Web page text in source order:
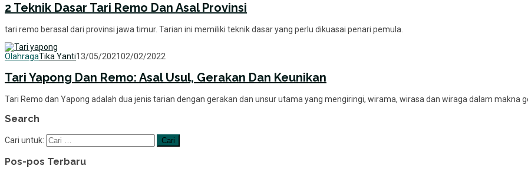
2 Teknik Dasar Tari Remo Dan Asal Provinsi
tari remo berasal dari provinsi jawa timur. Tarian ini memiliki teknik dasar yang perlu dikuasai penari pemula.
OlahragaTika Yanti13/05/202102/02/2022
Tari Yapong Dan Remo: Asal Usul, Gerakan Dan Keunikan
Tari Remo dan Yapong adalah dua jenis tarian dengan gerakan dan unsur utama yang mengiringi, wirama, wirasa dan wiraga dalam makna
Search
Cari untuk:
Pos-pos Terbaru